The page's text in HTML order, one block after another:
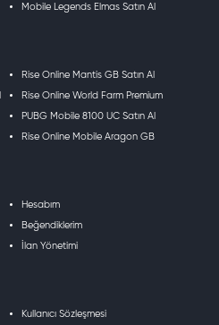
Mobile Legends Elmas Satın Al
Rise Online Mantis GB Satın Al
Rise Online World Farm Premium
PUBG Mobile 8100 UC Satın Al
Rise Online Mobile Aragon GB
Hesabım
Beğendiklerim
İlan Yönetimi
Kullanıcı Sözleşmesi